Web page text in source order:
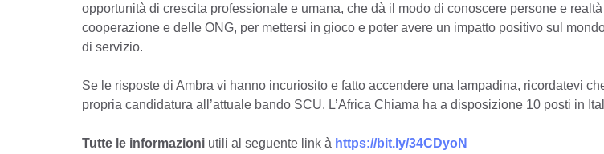
opportunità di crescita professionale e umana, che dà il modo di conoscere persone e
cooperazione e delle ONG, per mettersi in gioco e poter avere un impatto positivo sul
di servizio.
Se le risposte di Ambra vi hanno incuriosito e fatto accendere una lampadina, ricordatevi
propria candidatura all’attuale bando SCU. L’Africa Chiama ha a disposizione 10 posti in
Tutte le informazioni utili al seguente link à https://bit.ly/34CDyoN